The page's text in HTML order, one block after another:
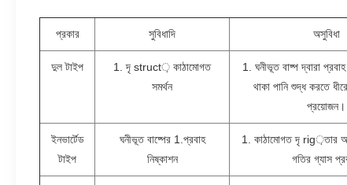
প্রকার সুবিধাদি অসুবিধা
দুল টাইপ
1. দৃ struct় কাঠামোগত
সমর্থন
1. ঘনীভূত বাষ্প দ্বারা
থাকা পানি শুদ্ধ করতে
প্রয়োজন।
ইনভার্টেড
টাইপ
ঘনীভূত বাষ্পের 1.প্রবাহ
নিষ্কাশন
1. কাঠামোগত দৃ rig়তার
গতির গ্যাস